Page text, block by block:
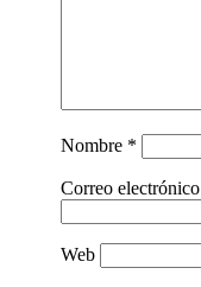
Nombre *
Correo electrónico
Web